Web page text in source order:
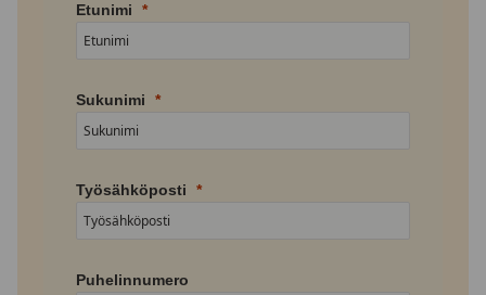
Etunimi
Sukunimi
Työsähköposti
Puhelinnumero